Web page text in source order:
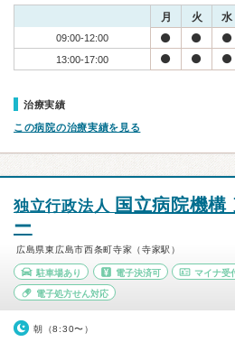
月 火 水
09:00-12:00
13:00-17:00
治療実績
この病院の治療実績を見る
独立行政法人 国立病院機構
ー
広島県東広島市西条町寺家（寺家駅）
駐車場あり 電子決済可 マイナ受
電子処方せん対応
朝（8:30〜）